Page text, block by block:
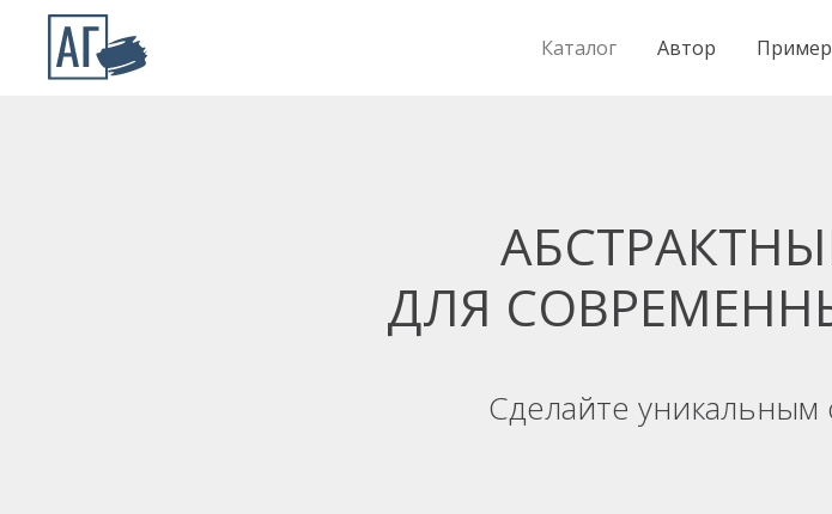
Каталог Автор
ДЛЯ
Сделайте